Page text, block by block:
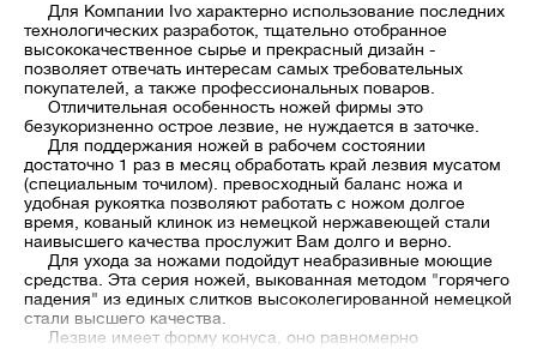
Для Компании Ivo характерно использование последних
технологических разработок, тщательно отобранное
высококачественное сырье и прекрасный дизайн -
позволяет отвечать интересам самых требовательных
покупателей, а также профессиональных поваров.
Отличительная особенность ножей фирмы это
безукоризненно острое лезвие, не нуждается в заточке.
Для поддержания ножей в рабочем состоянии
достаточно 1 раз в месяц обработать край лезвия мусатом
(специальным точилом). превосходный баланс ножа и
удобная рукоятка позволяют работать с ножом долгое
время, кованый клинок из немецкой нержавеющей стали
наивысшего качества прослужит Вам долго и верно.
Для ухода за ножами подойдут неабразивные моющие
средства. Эта серия ножей, выкованная методом "горячего
падения" из единых слитков высоколегированной немецкой
стали высшего качества.
Лезвие имеет форму конуса, оно равномерно